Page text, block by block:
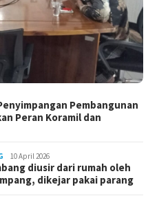
Pembangunan
Peran Koramil dan
10 April 2026
diusir dari rumah oleh
dikejar pakai parang